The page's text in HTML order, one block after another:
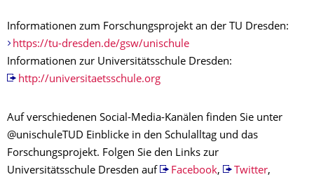
Informationen zum Forschungsprojekt an der TU Dresden:
https://tu-dresden.de/gsw/unischule
Informationen zur Universitätsschule Dresden:
http://universitaetsschule.org
Auf verschiedenen Social-Media-Kanälen finden Sie unter
@unischuleTUD Einblicke in den Schulalltag und das
Forschungsprojekt. Folgen Sie den Links zur
Universitätsschule Dresden auf
Facebook, Twitter,